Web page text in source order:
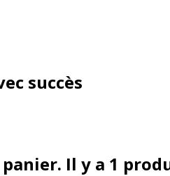
succès
Il y a 1